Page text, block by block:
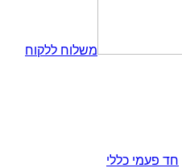
משלוח ללקוח
חד פעמי כללי